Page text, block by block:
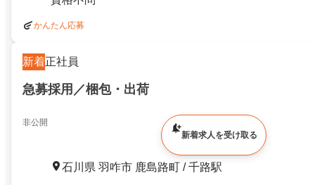
かんたん応募
新着正社員
急募採用／梱包・出荷
非公開
石川県 羽咋市 鹿島路町 / 千路駅
新着求人を受け取る